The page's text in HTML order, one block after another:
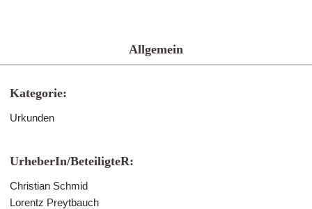
Allgemein
Kategorie:
Urkunden
UrheberIn/BeteiligteR:
Christian Schmid
Lorentz Preytbauch